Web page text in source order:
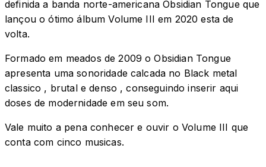
definida a banda norte-americana Obsidian Tongue que
lançou o ótimo álbum Volume III em 2020 esta de
volta.
Formado em meados de 2009 o Obsidian Tongue
apresenta uma sonoridade calcada no Black metal
classico , brutal e denso , conseguindo inserir aqui
doses de modernidade em seu som.
Vale muito a pena conhecer e ouvir o Volume III que
conta com cinco musicas.